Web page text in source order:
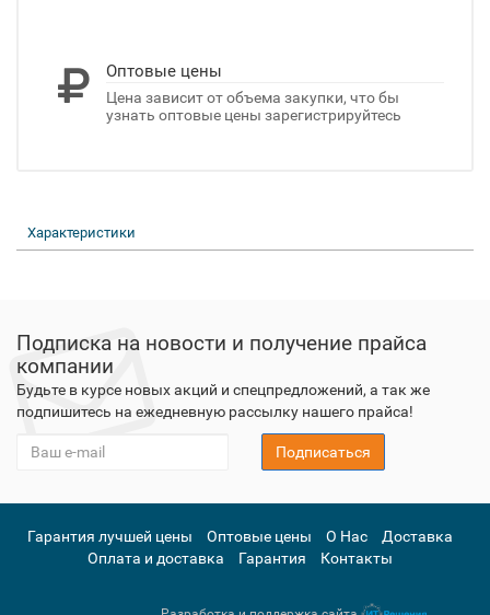
Оптовые цены
Цена зависит от объема закупки, что бы
узнать оптовые цены зарегистрируйтесь
Характеристики
Подписка на новости и получение прайса
компании
Будьте в курсе новых акций и спецпредложений, а так же
подпишитесь на ежедневную рассылку нашего прайса!
Подписаться
Гарантия лучшей цены Оптовые цены О Нас
Доставка
Оплата и доставка
Гарантия Контакты